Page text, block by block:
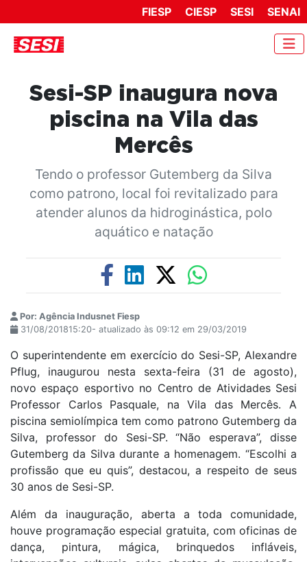
FIESP CIESP SESI SENAI
Sesi-SP inaugura nova
piscina na Vila das
Mercês
Tendo o professor Gutemberg da Silva
como patrono, local foi revitalizado para
atender alunos da hidroginástica, polo
aquático e natação
Por: Agência Indusnet Fiesp
31/08/201815:20- atualizado às 09:12 em 29/03/2019
O superintendente em exercício do Sesi-SP, Alexandre
Pflug, inaugurou nesta sexta-feira (31 de agosto),
novo espaço esportivo no Centro de Atividades Sesi
Professor Carlos Pasquale, na Vila das Mercês. A
piscina semiolímpica tem como patrono Gutemberg da
Silva, professor do Sesi-SP. “Não esperava”, disse
Gutemberg da Silva durante a homenagem. “Escolhi a
profissão que eu quis”, destacou, a respeito de seus
30 anos de Sesi-SP.
Além da inauguração, aberta a toda comunidade,
houve programação especial gratuita, com oficinas de
dança, pintura, mágica, brinquedos infláveis,